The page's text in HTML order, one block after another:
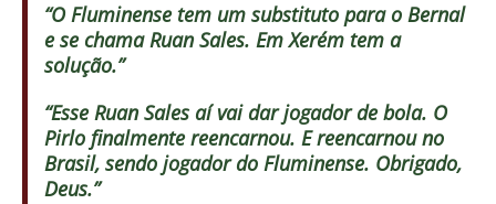
“O Fluminense tem um substituto para o Bernal
e se chama Ruan Sales. Em Xerém tem a
solução.”
“Esse Ruan Sales aí vai dar jogador de bola. O
Pirlo finalmente reencarnou. E reencarnou no
Brasil, sendo jogador do Fluminense. Obrigado,
Deus.”